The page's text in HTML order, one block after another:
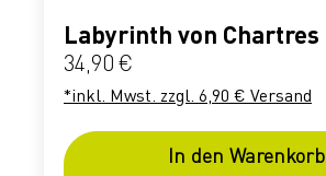
Labyrinth von Chartres
Regulärer Preis:
34,90 €
*inkl. Mwst. zzgl. 6,90 € Versand
In den Warenkorb